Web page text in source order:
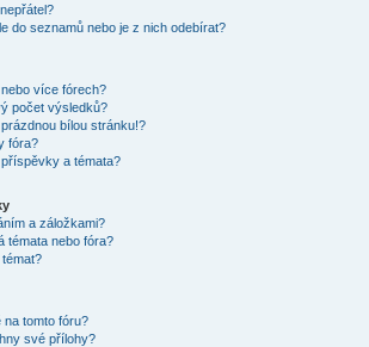
do seznamů nebo je z nich odebírat?
více fórech?
počet výsledků?
bílou stránku!?
fóra?
a témata?
a záložkami?
témata nebo fóra?
na tomto fóru?
své přílohy?